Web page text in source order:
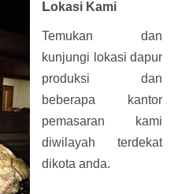
Lokasi Kami
Temukan dan
kunjungi lokasi dapur
produksi dan
beberapa kantor
pemasaran kami
diwilayah terdekat
dikota anda.